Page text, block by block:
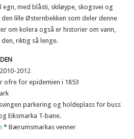
med blåsti, skiløype, skogsvei og
lille Østernbekken som deler denne
om kolera også er historier om vann,
riktig så lenge.
2012
ofre for epidemien i 1853
parkering og holdeplass for buss
Eiksmarka T-bane.
* Bærumsmarkas venner